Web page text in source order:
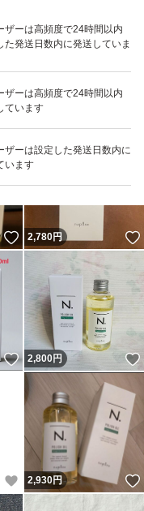
ザーは高頻度で24時間以内
た発送日数内に発送していま
ザーは高頻度で24時間以内
ています
ザーは設定した発送日数内に
います
いいね！
2,810
いいね！
2,780円
いいね！
2,800円
いいね！
2,930円